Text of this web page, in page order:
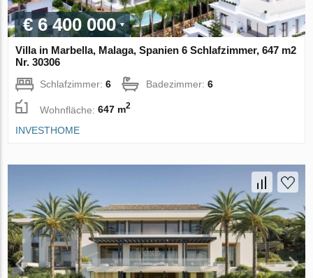
€ 6 400 000
Villa in Marbella, Malaga, Spanien 6 Schlafzimmer, 647 m2
Nr. 30306
Schlafzimmer:6 Badezimmer:6
Wohnfläche:647 m2
INVESTHOME